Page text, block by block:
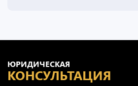
ЮРИДИЧЕСКАЯ
КОНСУЛЬТАЦИЯ